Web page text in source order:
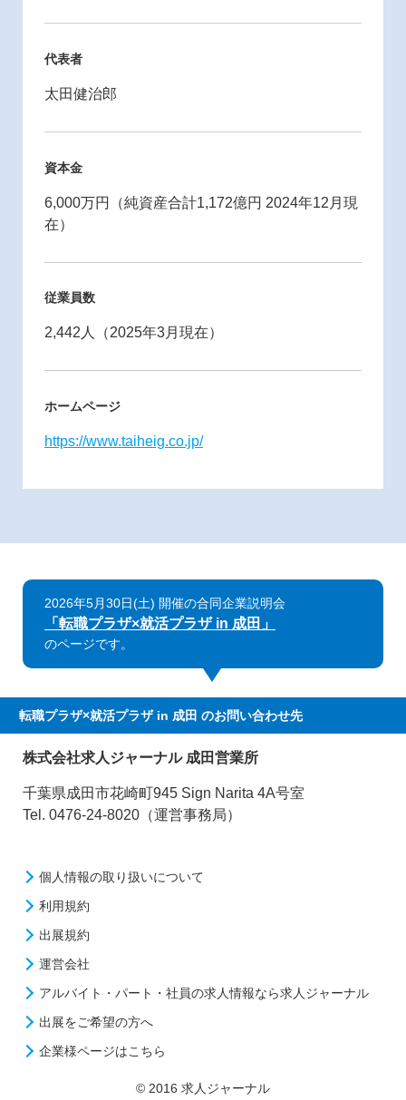
代表者
太田健治郎
資本金
6,000万円（純資産合計1,172億円 2024年12月現
在）
従業員数
2,442人（2025年3月現在）
ホームページ
https://www.taiheig.co.jp/
2026年5月30日(土) 開催の合同企業説明会
「転職プラザ×就活プラザ in 成田」
のページです。
転職プラザ×就活プラザ in 成田 のお問い合わせ先
株式会社求人ジャーナル 成田営業所
千葉県成田市花崎町945 Sign Narita 4A号室
Tel. 0476-24-8020（運営事務局）
個人情報の取り扱いについて
利用規約
出展規約
運営会社
アルバイト・パート・社員の求人情報なら求人ジャーナル
出展をご希望の方へ
企業様ページはこちら
© 2016 求人ジャーナル